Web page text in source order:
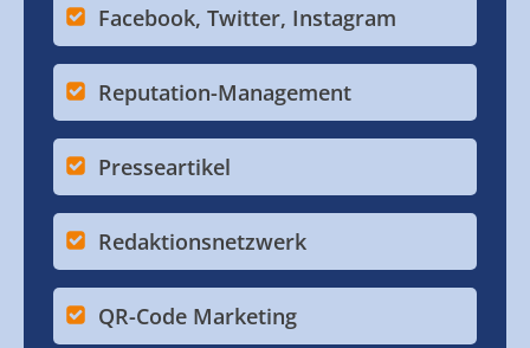
Facebook, Twitter, Instagram
Reputation-Management
Presseartikel
Redaktionsnetzwerk
QR-Code Marketing